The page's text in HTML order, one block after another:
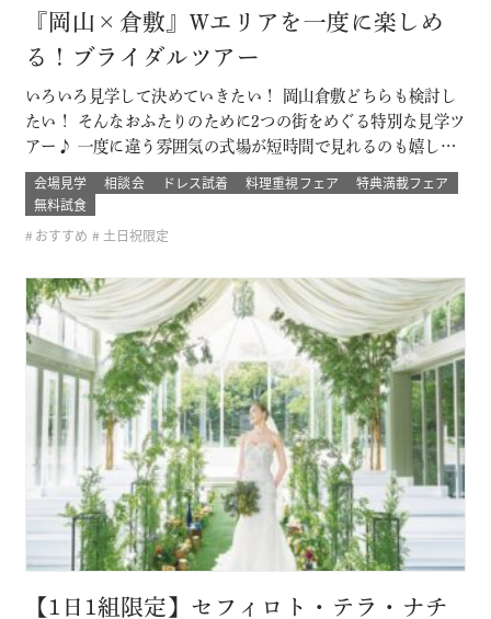
『岡山×倉敷』Wエリアを一度に楽しめ
る！ブライダルツアー
いろいろ見学して決めていきたい！ 岡山倉敷どちらも検討し
たい！ そんなおふたりのために2つの街をめぐる特別な見学ツ
アー♪ 一度に違う雰囲気の式場が短時間で見れるのも嬉しい
ポイント！ ブライダルデート楽しもう！ このフェアに含まれ
るコンテンツ SPECIAL BENEFITS HPからフェア予約された
ン…
会場見学 相談会 ドレス試着 料理重視フェア
特典満載フェア
無料試食
おすすめ
土日祝限定
【1日1組限定】セフィロト・テラ・ナチ